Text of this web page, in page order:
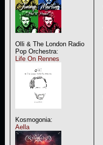
Olli & The London Radio
Pop Orchestra:
Life On Rennes
Kosmogonia:
Aella